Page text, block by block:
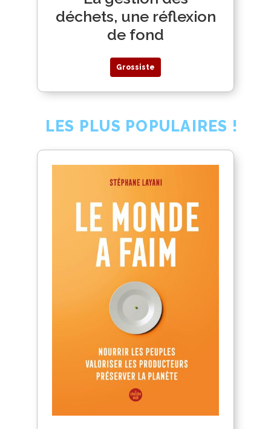
déchets, une réflexion
de fond
Grossiste
LES PLUS POPULAIRES !